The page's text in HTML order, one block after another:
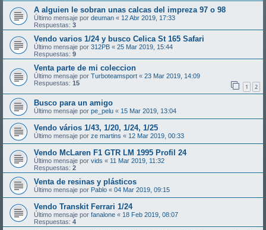
A alguien le sobran unas calcas del impreza 97 o 98
Último mensaje por deuman « 12 Abr 2019, 17:33
Respuestas: 3
Vendo varios 1/24 y busco Celica St 165 Safari
Último mensaje por 312PB « 25 Mar 2019, 15:44
Respuestas: 9
Venta parte de mi coleccion
Último mensaje por Turboteamsport « 23 Mar 2019, 14:09
Respuestas: 15 1 2
Busco para un amigo
Último mensaje por pe_pelu « 15 Mar 2019, 13:04
Vendo vários 1/43, 1/20, 1/24, 1/25
Último mensaje por ze martins « 12 Mar 2019, 00:33
Vendo McLaren F1 GTR LM 1995 Profil 24
Último mensaje por vids « 11 Mar 2019, 11:32
Respuestas: 2
Venta de resinas y plásticos
Último mensaje por Pablo « 04 Mar 2019, 09:15
Vendo Transkit Ferrari 1/24
Último mensaje por fanalone « 18 Feb 2019, 08:07
Respuestas: 4